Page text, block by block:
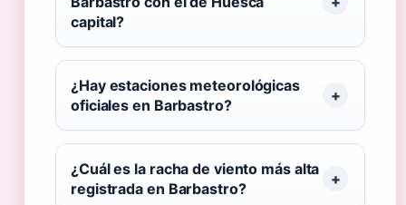
capital?
¿Hay estaciones meteorológicas
oficiales en Barbastro?
¿Cuál es la racha de viento más alta
registrada en Barbastro?